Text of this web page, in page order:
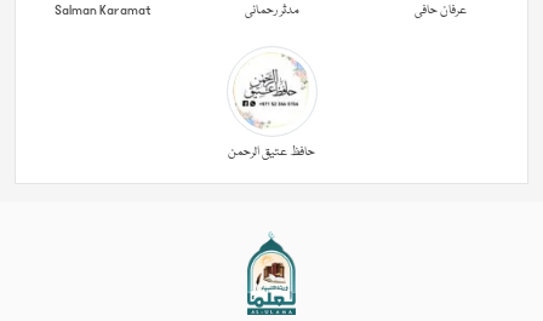
عرفان حافی مدثر رحمانی Salman Karamat
حافظ عتیق الرحمن